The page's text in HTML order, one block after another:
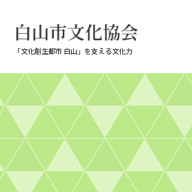
「文化創生都市 白山」を支える文化力